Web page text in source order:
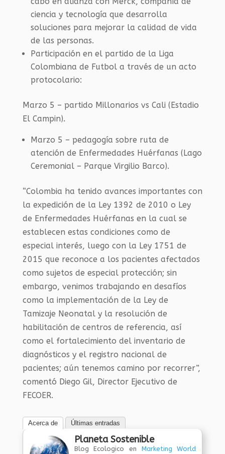
ciencia y tecnología que desarrolla
soluciones para mejorar la calidad de vida
de las personas.
Participación en el partido de la Liga
Colombiana de Futbol a través de un acto
protocolario:
Marzo 5 – partido Millonarios vs Cali (Estadio
El Campin).
Marzo 5 – pedagogía sobre ruta de
atención de Enfermedades Huérfanas (Lago
Ceremonial – Parque Virgilio Barco).
“Colombia ha tenido avances importantes con
la expedición de la Ley 1392 de 2010 o Ley
de Enfermedades Huérfanas en la cual se
establecen estas condiciones como de
especial interés, luego con la Ley 1751 de
2015 que reconoce a los pacientes afectados
como sujetos de especial protección; sin
embargo, venimos trabajando en desafíos
como la implementación de la Ley de
Tamizaje Neonatal y la resolución de
habilitación de centros de referencia, así
como el fortalecimiento del inventario de
diagnósticos y el registro nacional de
pacientes; aún tenemos camino por recorrer”,
comentó Diego Gil, Director Ejecutivo de
FECOER.
Acerca de Últimas entradas
Planeta Sostenible
Blog Ecologico en Marketing World